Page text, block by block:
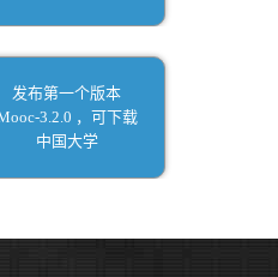
发布第一个版本
3.2.0 ，可下载
中国大学